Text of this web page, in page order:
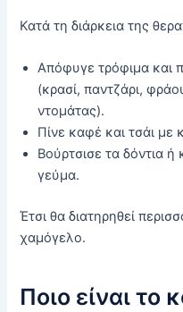
Κατά τη διάρκεια της
Απόφυγε τρόφιμα και
(κρασί, παντζάρι,
ντομάτας).
Πίνε καφέ και τσάι με
Βούρτσισε τα δόντια
γεύμα.
Έτσι θα διατηρηθεί
χαμόγελο.
Ποιο είναι το